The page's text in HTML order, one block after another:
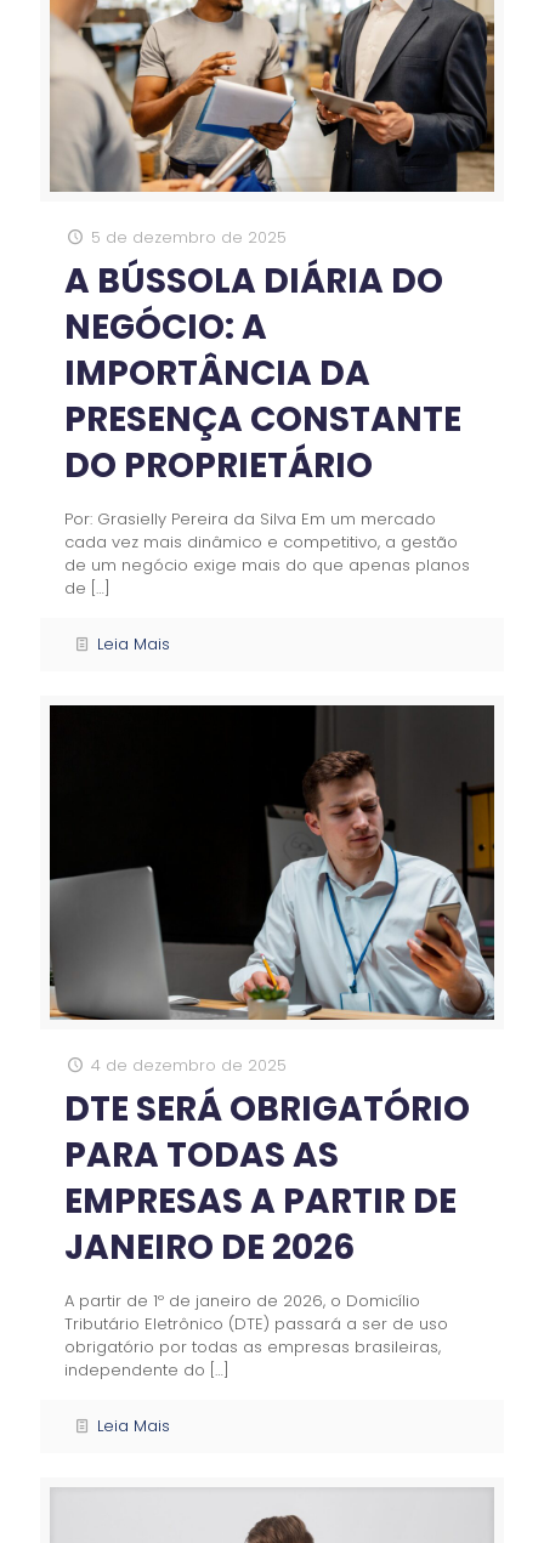
5 de dezembro de 2025
A BÚSSOLA DIÁRIA DO
NEGÓCIO: A
IMPORTÂNCIA DA
PRESENÇA CONSTANTE
DO PROPRIETÁRIO
Por: Grasielly Pereira da Silva Em um mercado
cada vez mais dinâmico e competitivo, a gestão
de um negócio exige mais do que apenas planos
de […]
Leia Mais
4 de dezembro de 2025
DTE SERÁ OBRIGATÓRIO
PARA TODAS AS
EMPRESAS A PARTIR DE
JANEIRO DE 2026
A partir de 1º de janeiro de 2026, o Domicílio
Tributário Eletrônico (DTE) passará a ser de uso
obrigatório por todas as empresas brasileiras,
independente do […]
Leia Mais